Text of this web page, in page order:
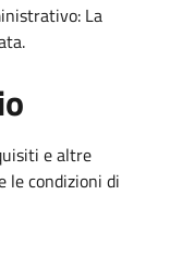
La
e altre
le condizioni di